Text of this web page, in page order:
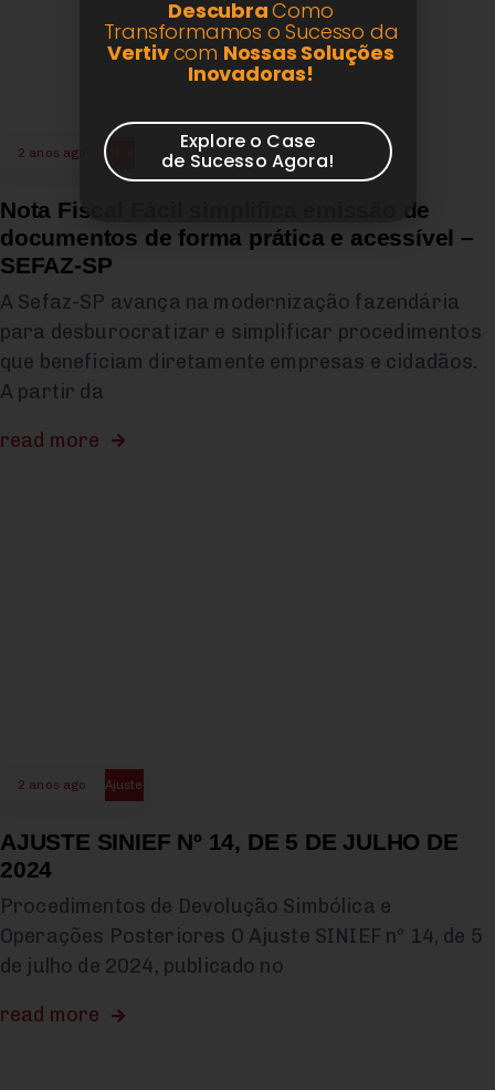
2 anos ago CT-e
Nota Fiscal Fácil simplifica emissão de
documentos de forma prática e acessível –
SEFAZ-SP
A Sefaz-SP avança na modernização fazendária
para desburocratizar e simplificar procedimentos
que beneficiam diretamente empresas e cidadãos.
A partir da
read more
2 anos ago Ajuste
AJUSTE SINIEF Nº 14, DE 5 DE JULHO DE
2024
Procedimentos de Devolução Simbólica e
Operações Posteriores O Ajuste SINIEF nº 14, de 5
de julho de 2024, publicado no
read more
DescubraComo
Transformamos o Sucesso da
Vertivcom Nossas Soluções
Inovadoras!
Explore o Case
de Sucesso Agora!